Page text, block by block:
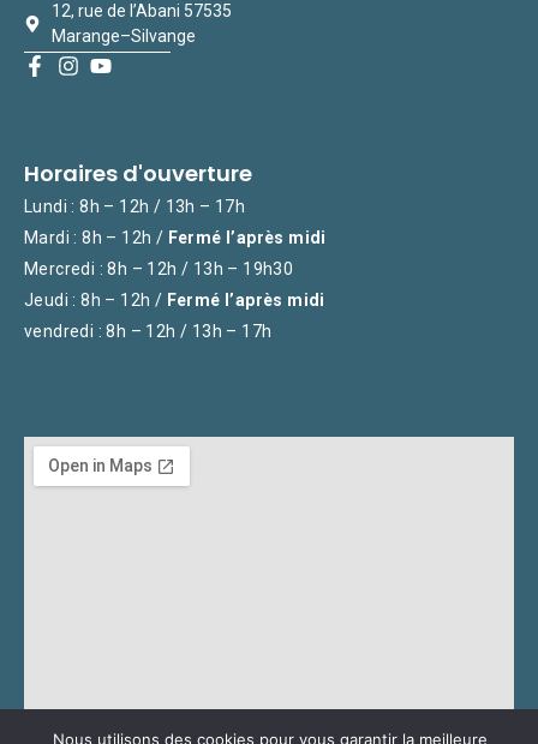
12, rue de l’Abani 57535
Marange–Silvange
Horaires d'ouverture
Lundi : 8h – 12h / 13h – 17h
Mardi : 8h – 12h / Fermé l’après midi
Mercredi : 8h – 12h / 13h – 19h30
Jeudi : 8h – 12h / Fermé l’après midi
vendredi : 8h – 12h / 13h – 17h
Nous utilisons des cookies pour vous garantir la meilleure